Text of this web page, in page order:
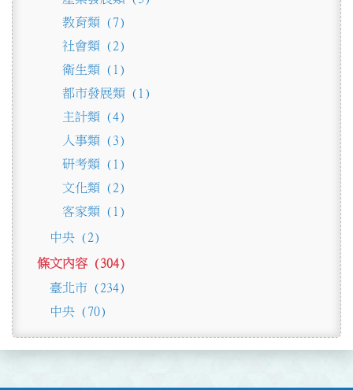
教育類 (7)
社會類 (2)
衛生類 (1)
都市發展類 (1)
主計類 (4)
人事類 (3)
研考類 (1)
文化類 (2)
客家類 (1)
中央 (2)
條文內容 (304)
臺北市 (234)
中央 (70)